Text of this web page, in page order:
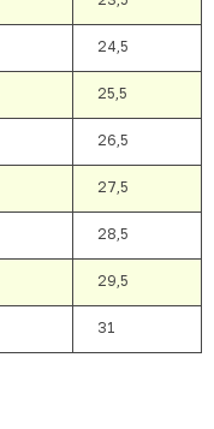
24,5
25,5
26,5
27,5
28,5
29,5
31